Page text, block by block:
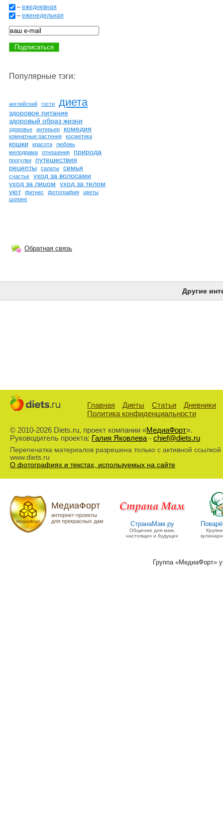
– ежедневная
– еженедельная
Популярные тэги:
английский гости диета
здоровое питание
здоровый образ жизни
здоровье интерьер комедия
комнатные растения косметика
кошки красота
любовь
мелодрама
отношения природа
прогулки
путешествия
рецепты
салаты семья
счастье
уход за волосами
уход за лицом уход за телом
уют
фитнес фотография
цветы
шопинг
Обратная связь
Другие
Главная Диеты Статьи
Дневники
Политика конфиденциальности
© 2010-2026 Diets.ru, проект компании «МедиаФорт».
Руководитель проекта: Галия Яковлева- chief@diets.ru
Перепечатка материалов разрешена только с активной ссылкой
www.diets.ru
О фотографиях и текстах, используемых на сайте
МедиаФорт
интернет-проекты
для прекрасных дам
СтранаМам.ру
Общение для мам,
настоящих и будущих
Группа «МедиаФорт»